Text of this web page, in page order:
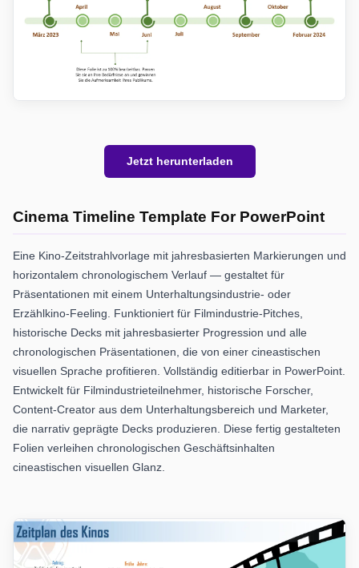
Jetzt herunterladen
Cinema Timeline Template For PowerPoint
Eine Kino-Zeitstrahlvorlage mit jahresbasierten Markierungen und
horizontalem chronologischem Verlauf — gestaltet für
Präsentationen mit einem Unterhaltungsindustrie- oder
Erzählkino-Feeling. Funktioniert für Filmindustrie-Pitches,
historische Decks mit jahresbasierter Progression und alle
chronologischen Präsentationen, die von einer cineastischen
visuellen Sprache profitieren. Vollständig editierbar in PowerPoint.
Entwickelt für Filmindustrieteilnehmer, historische Forscher,
Content-Creator aus dem Unterhaltungsbereich und Marketer,
die narrativ geprägte Decks produzieren. Diese fertig gestalteten
Folien verleihen chronologischen Geschäftsinhalten
cineastischen visuellen Glanz.